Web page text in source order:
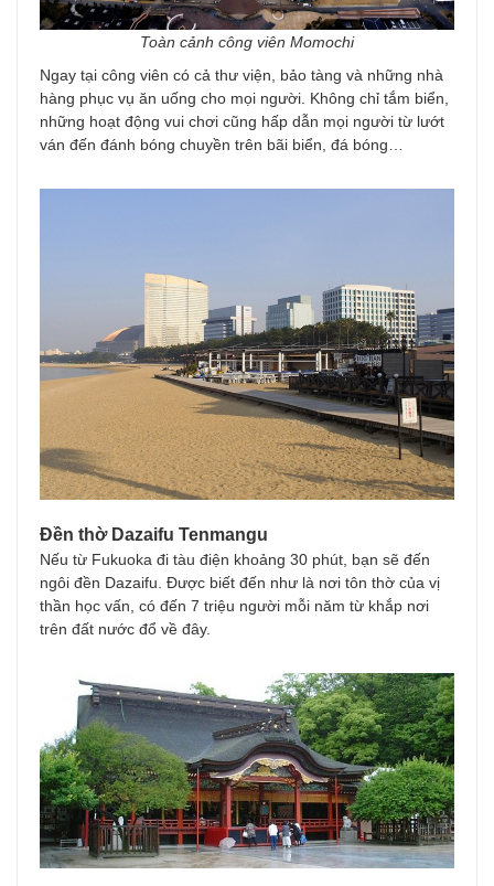
Toàn cảnh công viên Momochi
Ngay tại công viên có cả thư viện, bảo tàng và những nhà
hàng phục vụ ăn uống cho mọi người. Không chỉ tắm biển,
những hoạt động vui chơi cũng hấp dẫn mọi người từ lướt
ván đến đánh bóng chuyền trên bãi biển, đá bóng…
Đền thờ Dazaifu Tenmangu
Nếu từ Fukuoka đi tàu điện khoảng 30 phút, bạn sẽ đến
ngôi đền Dazaifu. Được biết đến như là nơi tôn thờ của vị
thần học vấn, có đến 7 triệu người mỗi năm từ khắp nơi
trên đất nước đổ về đây.